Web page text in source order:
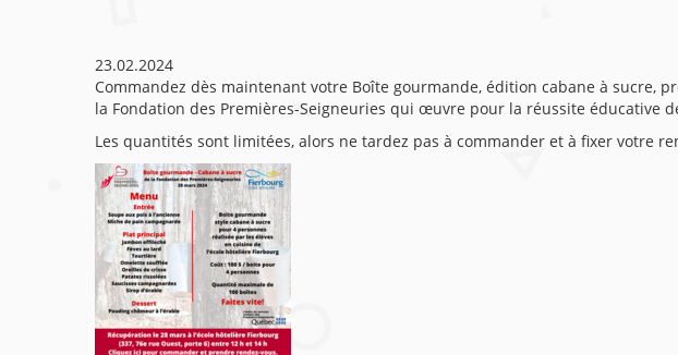
23.02.2024
Commandez dès maintenant votre Boîte gourmande, édition cabane à sucre,
la Fondation des Premières-Seigneuries qui œuvre pour la réussite éducative
Les quantités sont limitées, alors ne tardez pas à commander et à fixer votre